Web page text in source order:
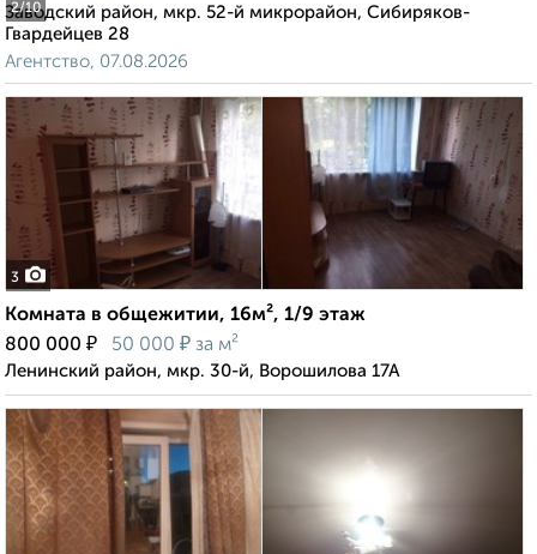
2/10
Заводский район, мкр. 52-й микрорайон, Сибиряков-
Гвардейцев 28
Агентство, 07.08.2026
3
Комната в общежитии, 16м², 1/9 этаж
800 000 ₽ 50 000 ₽ за м²
Ленинский район, мкр. 30-й, Ворошилова 17А